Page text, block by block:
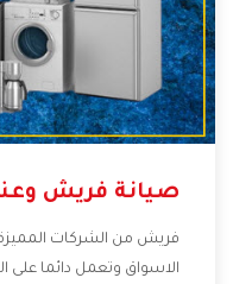
صيانة فريش
فريش من الشركات
الاسواق وتعمل دائما على